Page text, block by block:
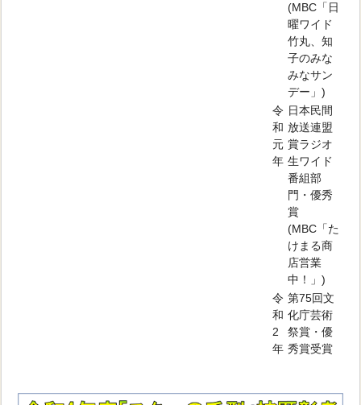
(MBC「日
曜ワイド
竹丸、知
子のみな
みなサン
デー」)
令
和
元
年
日本民間
放送連盟
賞ラジオ
生ワイド
番組部
門・優秀
賞
(MBC「た
けまる商
店営業
中！」)
令
和
2
年
第75回文
化庁芸術
祭賞・優
秀賞受賞